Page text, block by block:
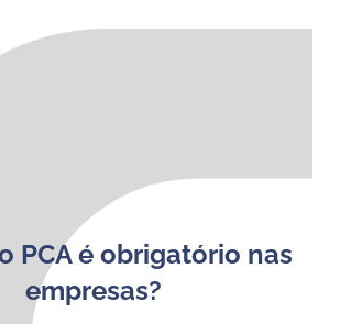
PCA é obrigatório nas
empresas?